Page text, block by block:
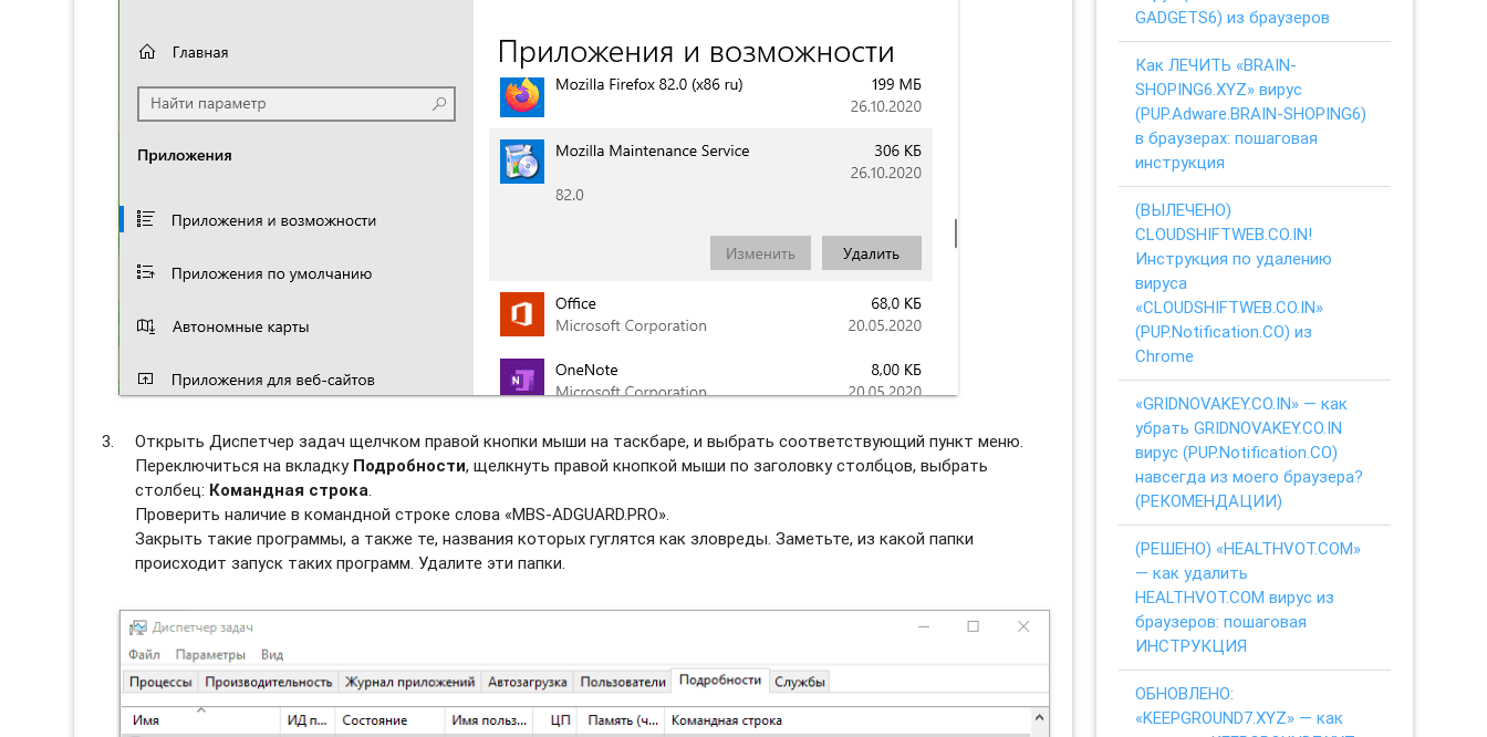
Открыть Диспетчер задач щелчком правой кнопки мыши на таскбаре, и выбрать соотвeтствующий пункт меню.
Переключиться на вкладку Подробности, щелкнуть правой кнопкой мыши по заголовку столбцов, выбрать
столбец: Командная строка
Проверить наличие в командной строке слова «MBS-ADGUARD.PRO».
Закрыть такие программы, а также те, названия которых гуглятся как зловреды. Заметьте, из какой папки
происходит запуск таких программ. Удалите эти папки.
GADGETS6) из браузеров
Как ЛЕЧИТЬ «BRAIN-
SHOPING6.XYZ» вирус
(PUP.Adware.BRAIN-SHOPING6)
в браузерах: пошаговая
инструкция
(ВЫЛЕЧЕНО)
CLOUDSHIFTWEB.CO.IN!
Инструкция по удалению
вируса
«CLOUDSHIFTWEB.CO.IN»
(PUP.Notification.CO) из
Chrome
«GRIDNOVAKEY.CO.IN» — как
убрать GRIDNOVAKEY.CO.IN
вирус (PUP.Notification.CO)
навсегда из моего браузера?
(РЕКОМЕНДАЦИИ)
(РЕШЕНО) «HEALTHVOT.COM»
— как удалить
HEALTHVOT.COM вирус из
браузеров: пошаговая
ИНСТРУКЦИЯ
ОБНОВЛЕНО:
«KEEPGROUND7.XYZ» — как